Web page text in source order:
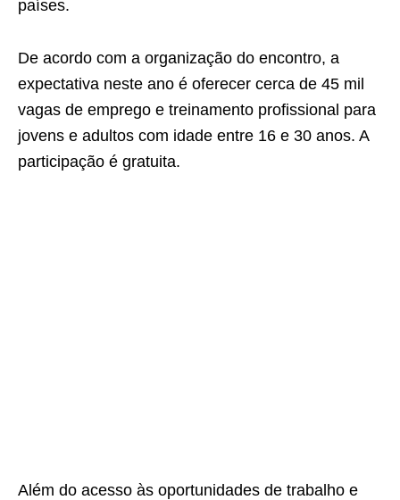
países.
De acordo com a organização do encontro, a
expectativa neste ano é oferecer cerca de 45 mil
vagas de emprego e treinamento profissional para
jovens e adultos com idade entre 16 e 30 anos. A
participação é gratuita.
Além do acesso às oportunidades de trabalho e